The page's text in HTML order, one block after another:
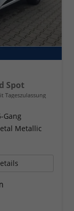
Spot
Tageszulassung
Gang
Metallic